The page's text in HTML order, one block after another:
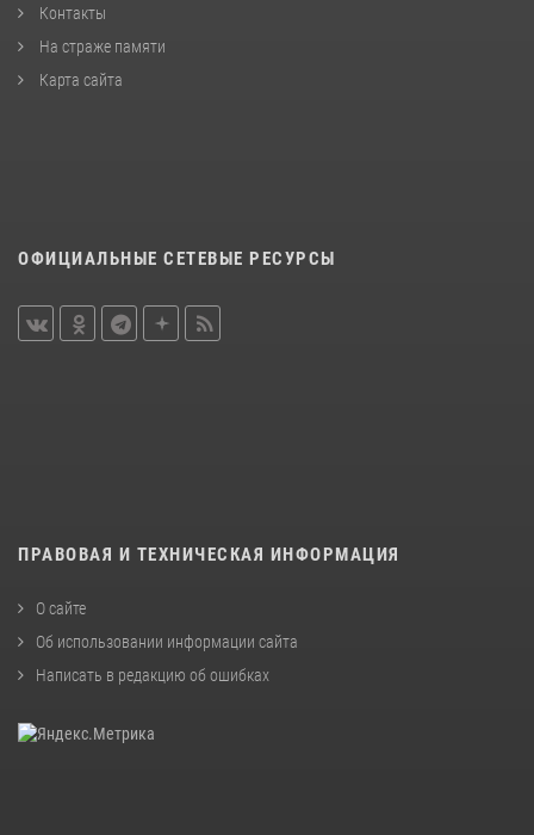
Контакты
На страже памяти
Карта сайта
ОФИЦИАЛЬНЫЕ СЕТЕВЫЕ РЕСУРСЫ
ПРАВОВАЯ И ТЕХНИЧЕСКАЯ ИНФОРМАЦИЯ
О сайте
Об использовании информации сайта
Написать в редакцию об ошибках